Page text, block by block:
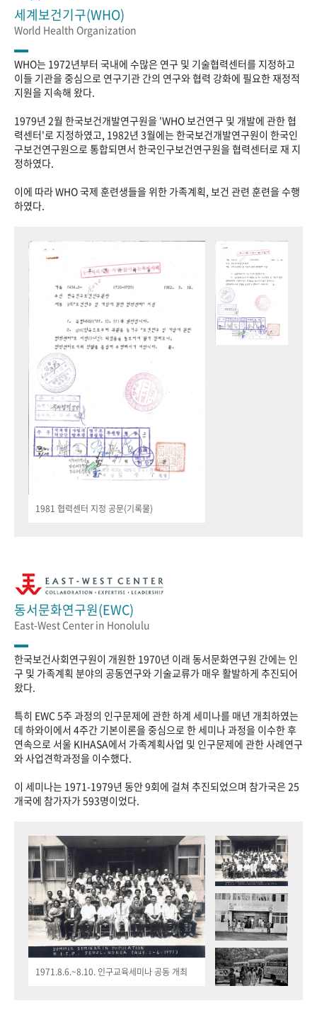
세계보건기구(WHO)
World Health Organization
WHO는 1972년부터 국내에 수많은 연구 및 기술협력센터를 지정하고
이들 기관을 중심으로 연구기관 간의 연구와 협력 강화에 필요한 재정적
지원을 지속해 왔다.
1979년 2월 한국보건개발연구원을 'WHO 보건연구 및 개발에 관한 협
력센터'로 지정하였고, 1982년 3월에는 한국보건개발연구원이 한국인
구보건연구원으로 통합되면서 한국인구보건연구원을 협력센터로 재 지
정하였다.
이에 따라 WHO 국제 훈련생들을 위한 가족계획, 보건 관련 훈련을 수행
하였다.
1981 협력센터 지정 공문(기록물)
동서문화연구원(EWC)
East-West Center in Honolulu
한국보건사회연구원이 개원한 1970년 이래 동서문화연구원 간에는 인
구 및 가족계획 분야의 공동연구와 기술교류가 매우 활발하게 추진되어
왔다.
특히 EWC 5주 과정의 인구문제에 관한 하계 세미나를 매년 개최하였는
데 하와이에서 4주간 기본이론을 중심으로 한 세미나 과정을 이수한 후
연속으로 서울 KIHASA에서 가족계획사업 및 인구문제에 관한 사례연구
와 사업견학과정을 이수했다.
이 세미나는 1971-1979년 동안 9회에 걸쳐 추진되었으며 참가국은 25
개국에 참가자가 593명이었다.
1971.8.6.~8.10. 인구교육세미나 공동 개최